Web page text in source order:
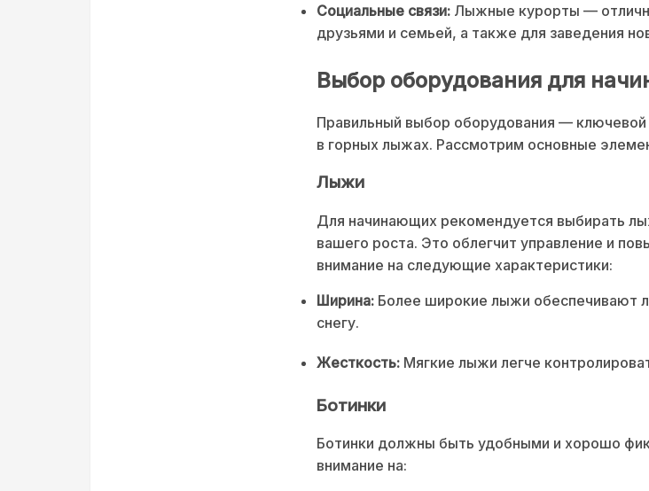
Социальные связи: Лыжные курорты —
друзьями и семьей, а также для заведения
Выбор оборудования для
Правильный выбор оборудования —
в горных лыжах. Рассмотрим основные
Лыжи
Для начинающих рекомендуется выбирать
вашего роста. Это облегчит управление и
внимание на следующие характеристики:
Ширина: Более широкие лыжи обеспечивают
снегу.
Жесткость: Мягкие лыжи легче
Ботинки
Ботинки должны быть удобными и хорошо
внимание на: